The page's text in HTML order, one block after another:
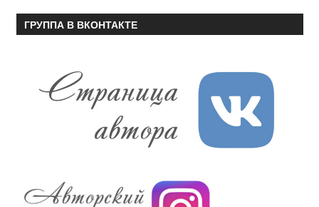
ГРУППА В ВКОНТАКТЕ